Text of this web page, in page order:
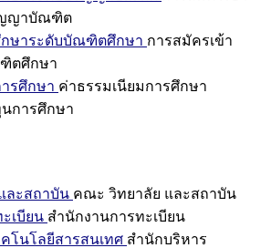
ญาบัณฑิต
กษาระดับบัณฑิตศึกษา การสมัครเข้า
ตศึกษา
รศึกษา ค่าธรรมเนียมการศึกษา
การศึกษา
ละสถาบัน คณะ วิทยาลัย และสถาบัน
เบียน สำนักงานการทะเบียน
โนโลยีสารสนเทศ สำนักบริหาร